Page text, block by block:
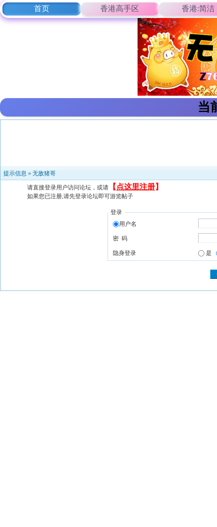
首页 香港高手区 香港:简洁
当
提示信息 » 无敌猪哥
请直接登录用户访问论坛，或请 【 点这里注册】
如果您已注册,请先登录论坛即可游览帖子
登录
用户名
密 码
隐身登录 是